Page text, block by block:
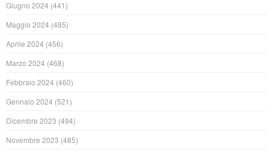
Giugno 2024 (441)
Maggio 2024 (485)
Aprile 2024 (456)
Marzo 2024 (468)
Febbraio 2024 (460)
Gennaio 2024 (521)
Dicembre 2023 (494)
Novembre 2023 (485)